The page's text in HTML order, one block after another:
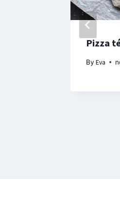
Pizza
By Eva